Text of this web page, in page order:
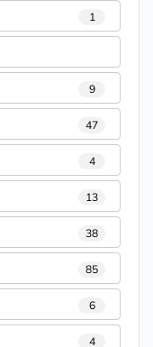
1
9
47
4
13
38
85
6
4